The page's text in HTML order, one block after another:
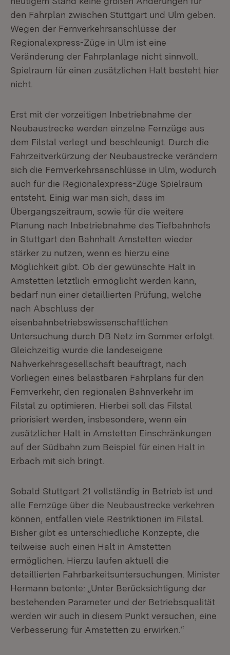
den Fahrplan zwischen Stuttgart und Ulm geben.
Wegen der Fernverkehrsanschlüsse der
Regionalexpress-Züge in Ulm ist eine
Veränderung der Fahrplanlage nicht sinnvoll.
Spielraum für einen zusätzlichen Halt besteht hier
nicht.
Erst mit der vorzeitigen Inbetriebnahme der
Neubaustrecke werden einzelne Fernzüge aus
dem Filstal verlegt und beschleunigt. Durch die
Fahrzeitverkürzung der Neubaustrecke verändern
sich die Fernverkehrsanschlüsse in Ulm, wodurch
auch für die Regionalexpress-Züge Spielraum
entsteht. Einig war man sich, dass im
Übergangszeitraum, sowie für die weitere
Planung nach Inbetriebnahme des Tiefbahnhofs
in Stuttgart den Bahnhalt Amstetten wieder
stärker zu nutzen, wenn es hierzu eine
Möglichkeit gibt. Ob der gewünschte Halt in
Amstetten letztlich ermöglicht werden kann,
bedarf nun einer detaillierten Prüfung, welche
nach Abschluss der
eisenbahnbetriebswissenschaftlichen
Untersuchung durch DB Netz im Sommer erfolgt.
Gleichzeitig wurde die landeseigene
Nahverkehrsgesellschaft beauftragt, nach
Vorliegen eines belastbaren Fahrplans für den
Fernverkehr, den regionalen Bahnverkehr im
Filstal zu optimieren. Hierbei soll das Filstal
priorisiert werden, insbesondere, wenn ein
zusätzlicher Halt in Amstetten Einschränkungen
auf der Südbahn zum Beispiel für einen Halt in
Erbach mit sich bringt.
Sobald Stuttgart 21 vollständig in Betrieb ist und
alle Fernzüge über die Neubaustrecke verkehren
können, entfallen viele Restriktionen im Filstal.
Bisher gibt es unterschiedliche Konzepte, die
teilweise auch einen Halt in Amstetten
ermöglichen. Hierzu laufen aktuell die
detaillierten Fahrbarkeitsuntersuchungen. Minister
Hermann betonte: „Unter Berücksichtigung der
bestehenden Parameter und der Betriebsqualität
werden wir auch in diesem Punkt versuchen, eine
Verbesserung für Amstetten zu erwirken.“